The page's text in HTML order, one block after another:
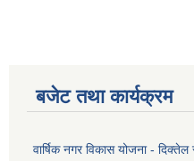
बजेट तथा कार्यक्रम
वार्षिक नगर विकास योजना -